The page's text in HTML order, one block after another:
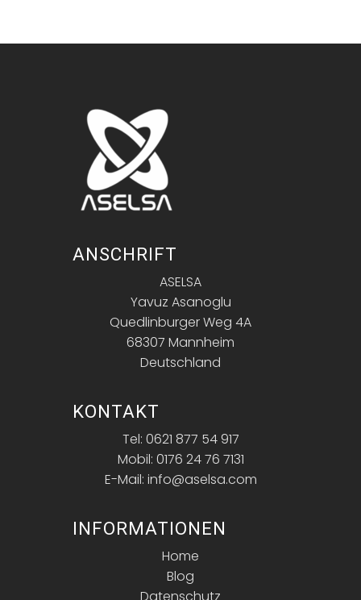
ANSCHRIFT
ASELSA
Yavuz Asanoglu
Quedlinburger Weg 4A
68307 Mannheim
Deutschland
KONTAKT
Tel: 0621 877 54 917
Mobil: 0176 24 76 7131
E-Mail: info@aselsa.com
INFORMATIONEN
Home
Blog